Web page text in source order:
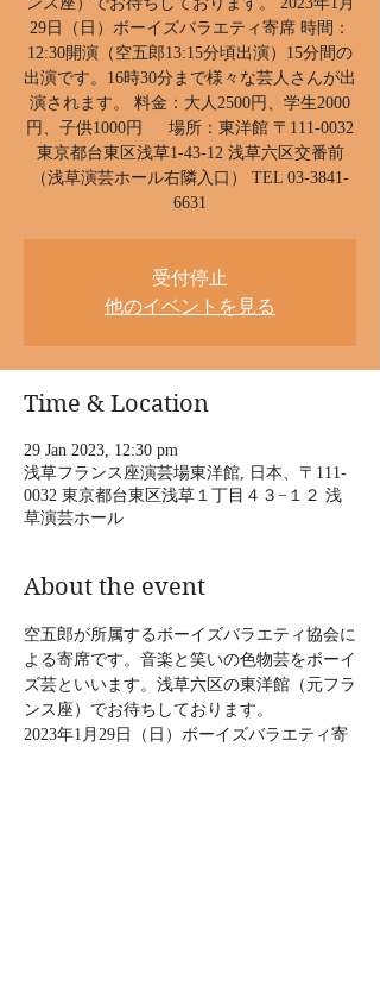
29日（日）ボーイズバラエティ寄席 時間：
12:30開演（空五郎13:15分頃出演）15分間の
出演です。16時30分まで様々な芸人さんが出
演されます。 料金：大人2500円、学生2000
円、子供1000円 場所：東洋館 〒111-0032
東京都台東区浅草1-43-12 浅草六区交番前
（浅草演芸ホール右隣入口） TEL 03-3841-
6631
受付停止
他のイベントを見る
Time & Location
29 Jan 2023, 12:30 pm
浅草フランス座演芸場東洋館, 日本、〒111-
0032 東京都台東区浅草１丁目４３−１２ 浅
草演芸ホール
About the event
空五郎が所属するボーイズバラエティ協会に
よる寄席です。音楽と笑いの色物芸をボーイ
ズ芸といいます。浅草六区の東洋館（元フラ
ンス座）でお待ちしております。
2023年1月29日（日）ボーイズバラエティ寄